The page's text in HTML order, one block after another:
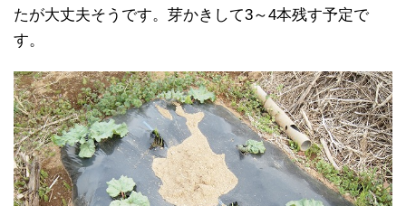
たが大丈夫そうです。芽かきして3～4本残す予定で
す。